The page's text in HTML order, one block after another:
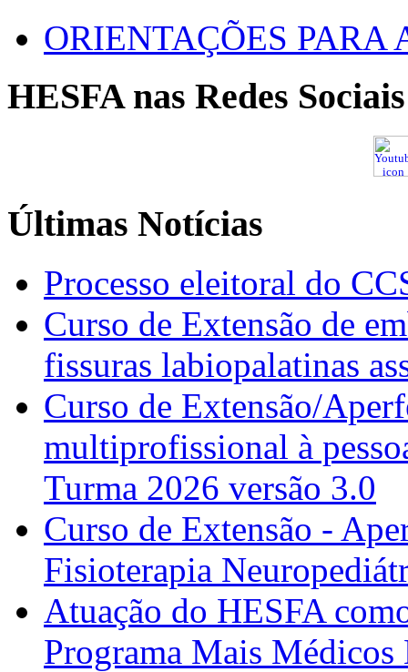
ORIENTAÇÕES PARA
HESFA nas Redes Sociais
Últimas Notícias
Processo eleitoral do
Curso de Extensão de
fissuras labiopalatinas
Curso de Extensão/
multiprofissional à
Turma 2026 versão 3.0
Curso de Extensão -
Fisioterapia
Atuação do HESFA
Programa Mais